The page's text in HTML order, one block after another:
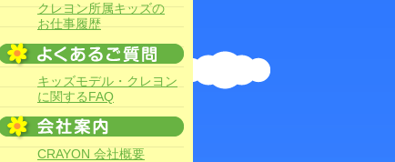
クレヨン所属キッズの
お仕事履歴
キッズモデル・クレヨン
に関するFAQ
CRAYON 会社概要